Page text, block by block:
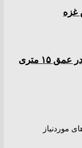
غزه
سقوط تجهیزات حفاری روی مقنّی در عمق ۱۵ متری
موردنیاز